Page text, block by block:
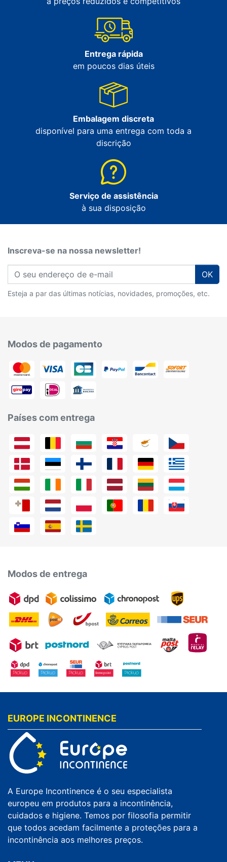
Entrega rápida
em poucos dias úteis
Embalagem discreta
disponível para uma entrega com toda a
discrição
Serviço de assistência
à sua disposição
Inscreva-se na nossa newsletter!
OK
Esteja a par das últimas notícias, novidades, promoções, etc.
Modos de pagamento
Países com entrega
Modos de entrega
EUROPE INCONTINENCE
A Europe Incontinence é o seu especialista
europeu em produtos para a incontinência,
cuidados e higiene. Temos por filosofia permitir
que todos acedam facilmente a proteções para a
incontinência aos melhores preços.